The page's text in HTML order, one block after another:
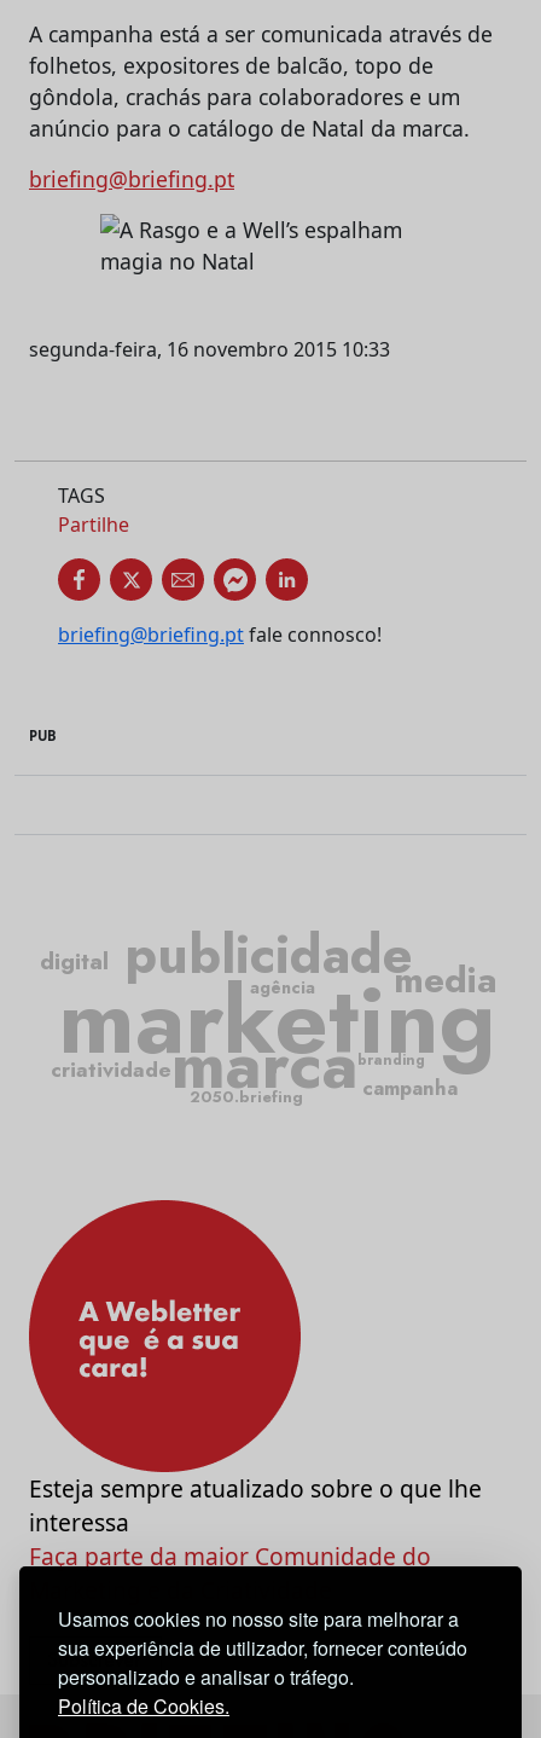
Usamos cookies no nosso site para melhorar a
sua experiência de utilizador, fornecer conteúdo
personalizado e analisar o tráfego.
Política de Cookies.
A campanha está a ser comunicada através de
folhetos, expositores de balcão, topo de
gôndola, crachás para colaboradores e um
anúncio para o catálogo de Natal da marca.
briefing@briefing.pt
segunda-feira, 16 novembro 2015 10:33
TAGS
Partilhe
briefing@briefing.ptfale connosco!
PUB
marketing
publicidade
marca
criatividade
campanha
media
agência
digital
2050.briefing
branding
Esteja sempre atualizado sobre o que lhe
interessa
Faça parte da maior Comunidade do